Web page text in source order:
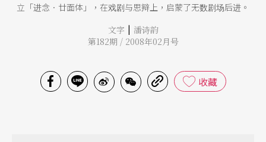
立「进念．廿面体」，在戏剧与思辩上，启蒙了无数剧场后进。
文字 | 潘诗韵
第182期 / 2008年02月号
收藏